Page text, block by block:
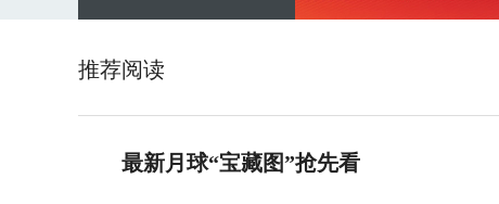
推荐阅读
最新月球“宝藏图”抢先看